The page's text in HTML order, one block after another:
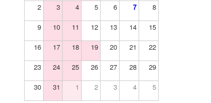
2 3 4 5 6 7 8
9 10 11 12 13 14 15
16 17 18 19 20 21 22
23 24 25 26 27 28 29
30 31 1 2 3 4 5